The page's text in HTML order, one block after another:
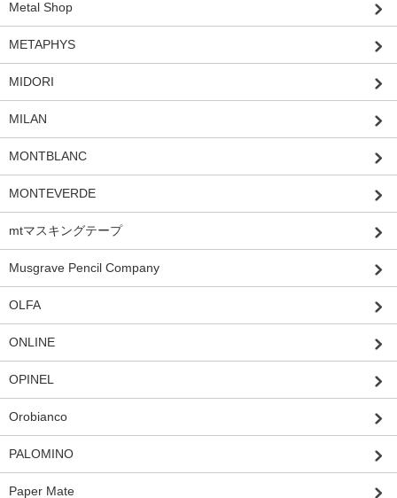
Metal Shop
METAPHYS
MIDORI
MILAN
MONTBLANC
MONTEVERDE
mtマスキングテープ
Musgrave Pencil Company
OLFA
ONLINE
OPINEL
Orobianco
PALOMINO
Paper Mate